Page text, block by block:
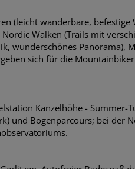
(leicht wanderbare, befestige
Walken (Trails mit
wunderschönes Panorama),
sich für die
Kanzelhöhe - Summer-
und Bogenparcours; bei der